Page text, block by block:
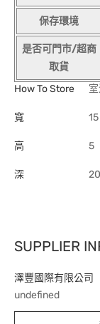
保存環境
是否可門市/超商
取貨
How To Store
寬 15
高 5
深 20
SUPPLIER
澤豐國際有限公司
undefined